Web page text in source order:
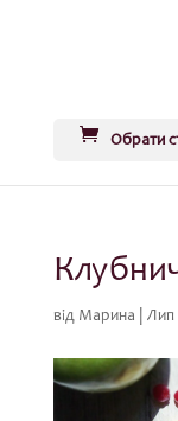
Обрати
від Марина Лип